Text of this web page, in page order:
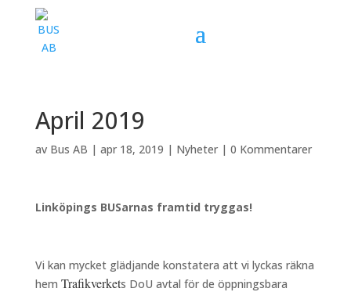
April 2019
av Bus AB | apr 18, 2019 | Nyheter| 0 Kommentarer
Linköpings BUSarnas framtid tryggas!
Vi kan mycket glädjande konstatera att vi lyckas räkna
hem Trafikverkets DoU avtal för de öppningsbara